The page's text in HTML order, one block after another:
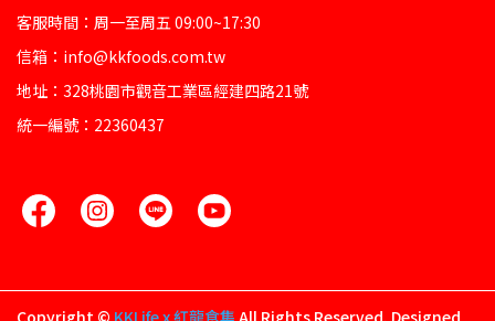
客服時間：周一至周五 09:00~17:30
信箱：info@kkfoods.com.tw
地址：328桃園市觀音工業區經建四路21號
統一編號：22360437
Copyright © KKLife x 紅龍食集 All Rights Reserved. Designed